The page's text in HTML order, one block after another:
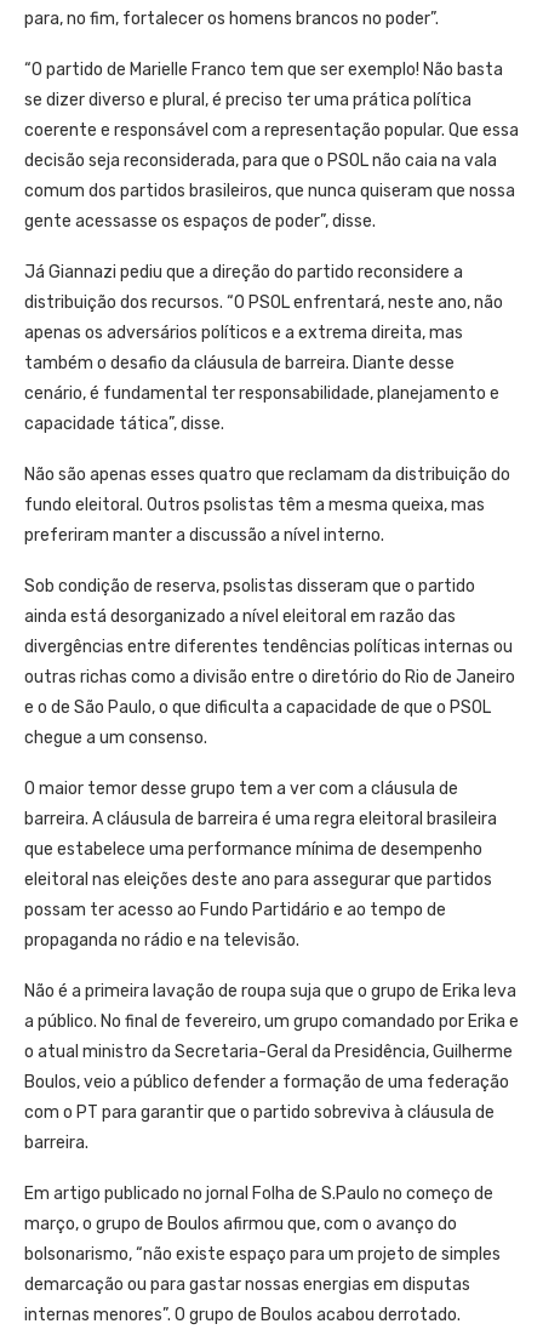
para, no fim, fortalecer os homens brancos no poder”.
“O partido de Marielle Franco tem que ser exemplo! Não basta
se dizer diverso e plural, é preciso ter uma prática política
coerente e responsável com a representação popular. ⁠Que essa
decisão seja reconsiderada, para que o PSOL não caia na vala
comum dos partidos brasileiros, que nunca quiseram que nossa
gente acessasse os espaços de poder”, disse.
Já Giannazi pediu que a direção do partido reconsidere a
distribuição dos recursos. “O PSOL enfrentará, neste ano, não
apenas os adversários políticos e a extrema direita, mas
também o desafio da cláusula de barreira. Diante desse
cenário, é fundamental ter responsabilidade, planejamento e
capacidade tática”, disse.
Não são apenas esses quatro que reclamam da distribuição do
fundo eleitoral. Outros psolistas têm a mesma queixa, mas
preferiram manter a discussão a nível interno.
Sob condição de reserva, psolistas disseram que o partido
ainda está desorganizado a nível eleitoral em razão das
divergências entre diferentes tendências políticas internas ou
outras richas como a divisão entre o diretório do Rio de Janeiro
e o de São Paulo, o que dificulta a capacidade de que o PSOL
chegue a um consenso.
O maior temor desse grupo tem a ver com a cláusula de
barreira. A cláusula de barreira é uma regra eleitoral brasileira
que estabelece uma performance mínima de desempenho
eleitoral nas eleições deste ano para assegurar que partidos
possam ter acesso ao Fundo Partidário e ao tempo de
propaganda no rádio e na televisão.
Não é a primeira lavação de roupa suja que o grupo de Erika leva
a público. No final de fevereiro, um grupo comandado por Erika e
o atual ministro da Secretaria-Geral da Presidência, Guilherme
Boulos, veio a público defender a formação de uma federação
com o PT para garantir que o partido sobreviva à cláusula de
barreira.
Em artigo publicado no jornal Folha de S.Paulo no começo de
março, o grupo de Boulos afirmou que, com o avanço do
bolsonarismo, “não existe espaço para um projeto de simples
demarcação ou para gastar nossas energias em disputas
internas menores”. O grupo de Boulos acabou derrotado.